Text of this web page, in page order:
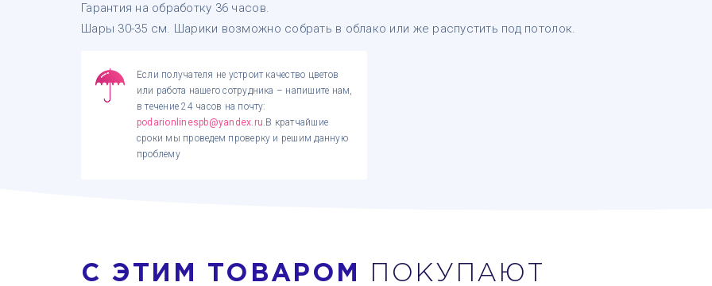
Гарантия на обработку 36 часов.
Шары 30-35 см. Шарики возможно собрать в облако или же распустить под потолок.
Если получателя не устроит качество цветов
или работа нашего сотрудника – напишите нам,
в течение 24 часов на почту:
podarionlinespb@yandex.ru.В кратчайшие
сроки мы проведем проверку и решим данную
проблему
С ЭТИМ ТОВАРОМ ПОКУПАЮТ